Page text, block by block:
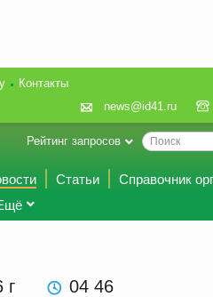
Контакты
news@id41.ru
Рейтинг запросов
Статьи
Справочник
г 04 46